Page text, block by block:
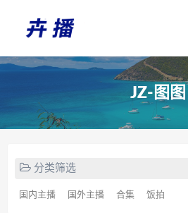
JZ-图图
分类筛选
国内主播 国外主播 合集 饭拍